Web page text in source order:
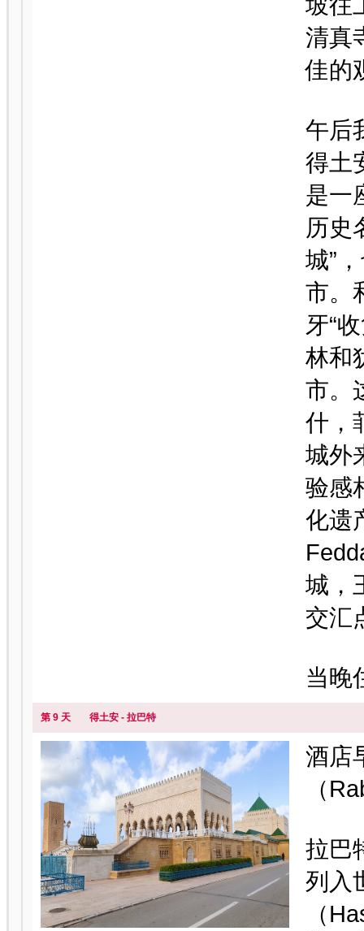
清真
佳的
午后
得土
是一
历史
城”
市。
牙“
林和
市。
什，
城外
验感
化遗
城，
交汇
当晚
第 9 天 得土安 - 拉巴特
酒店
（
拉巴
列入
（